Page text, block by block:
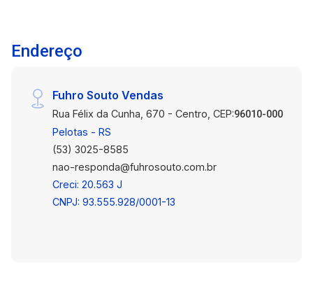
praticidade e bom acabamento. O imóvel se
destaca por ser totalmente mobiliado, pronto
espaços e mobília em excelente estado.
Localização estratégica no Residencial
Guimarães II, com fácil acesso a comércios,
escolas, transporte público e serviços da
região. Ideal para quem busca comodidade e
qualidade de vida. Entre em contato para mais
informações ou agendamento de visita. Não
Endereço
Fuhro Souto Vendas
Rua Félix da Cunha, 670 - Centro, CEP:96010-000
Pelotas - RS
(53) 3025-8585
nao-responda@fuhrosouto.com.br
Creci: 20.563 J
CNPJ: 93.555.928/0001-13